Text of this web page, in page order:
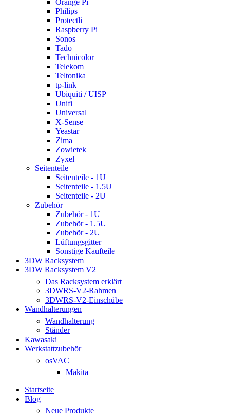
Orange Pi
Philips
Protectli
Raspberry Pi
Sonos
Tado
Technicolor
Telekom
Teltonika
tp-link
Ubiquiti / UISP
Unifi
Universal
X-Sense
Yeastar
Zima
Zowietek
Zyxel
Seitenteile
Seitenteile - 1U
Seitenteile - 1.5U
Seitenteile - 2U
Zubehör
Zubehör - 1U
Zubehör - 1.5U
Zubehör - 2U
Lüftungsgitter
Sonstige Kaufteile
3DW Racksystem
3DW Racksystem V2
Das Racksystem erklärt
3DWRS-V2-Rahmen
3DWRS-V2-Einschübe
Wandhalterungen
Wandhalterung
Ständer
Kawasaki
Werkstattzubehör
osVAC
Makita
Startseite
Blog
Neue Produkte